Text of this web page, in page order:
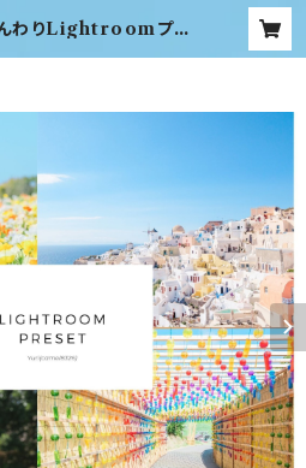
んわりLightroomプリ